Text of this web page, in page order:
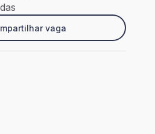
vaga
- ES
Presencial